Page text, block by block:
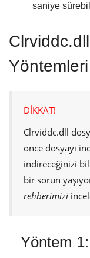
saniye
Yöntemleri
DİKKAT!
Clrviddc.dll
önce dosyayı
indireceğinizi
bir sorun
rehberimizi
Yöntem